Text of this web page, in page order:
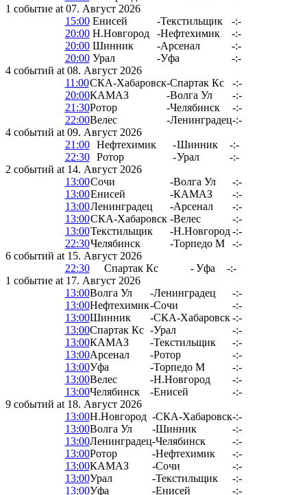
1 событие at 07. Август 2026
15:00 Енисей -Текстильщик
-:-
20:00 Н.Новгород -Нефтехимик
-:-
20:00 Шинник -Арсенал
-:-
20:00 Урал -Уфа
-:-
4 событий at 08. Август 2026
11:00СКА-Хабаровск-Спартак Кс
-:-
20:00КАМАЗ -Волга Ул
-:-
21:30Ротор -Челябинск
-:-
22:00Велес -Ленинградец-:-
4 событий at 09. Август 2026
21:00
Нефтехимик -Шинник
-:-
22:30
Ротор -Урал
-:-
2 событий at 14. Август 2026
13:00Сочи -Волга Ул
-:-
13:00Енисей -КАМАЗ
-:-
13:00Ленинградец -Арсенал
-:-
13:00СКА-Хабаровск -Велес
-:-
13:00Текстильщик -Н.Новгород -:-
22:30Челябинск -Торпедо М
-:-
6 событий at 15. Август 2026
22:30
Спартак Кс - Уфа
-:-
1 событие at 17. Август 2026
13:00Волга Ул -Ленинградец
-:-
13:00Нефтехимик-Сочи
-:-
13:00Шинник -СКА-Хабаровск -:-
13:00Спартак Кс -Урал
-:-
13:00КАМАЗ -Текстильщик
-:-
13:00Арсенал -Ротор
-:-
13:00Уфа -Торпедо М
-:-
13:00Велес -Н.Новгород
-:-
13:00Челябинск -Енисей
-:-
9 событий at 18. Август 2026
13:00Н.Новгород -СКА-Хабаровск-:-
13:00Волга Ул -Шинник
-:-
13:00Ленинградец-Челябинск
-:-
13:00Ротор -Нефтехимик
-:-
13:00КАМАЗ -Сочи
-:-
13:00Урал -Текстильщик
-:-
13:00Уфа -Енисей -:-